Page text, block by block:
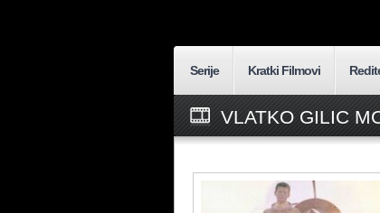
Serije Kratki Filmovi
VLATKO GILIC